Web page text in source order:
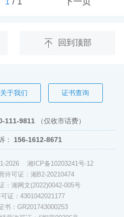
回到顶部
关于我们 证书查询
111-9811 （仅收市话费）
： 156-1612-8671
2026 湘ICP备10203241号-12
许可证：湘B2-20210474
：湘网文(2022)0042-005号
证：4301042021177
书：GR201743000253